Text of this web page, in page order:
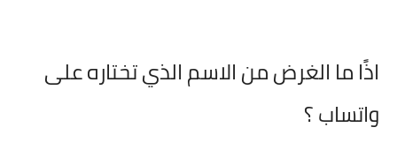
اذًا ما الغرض من الاسم الذي تختاره على
واتساب ؟